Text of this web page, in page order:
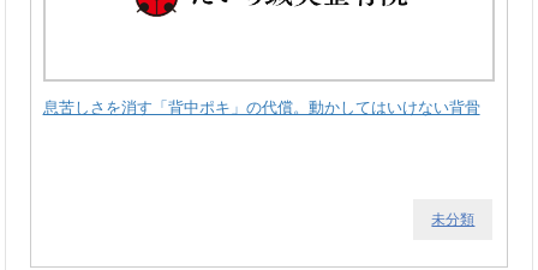
息苦しさを消す「背中ポキ」の代償。動かしてはいけない背骨
未分類